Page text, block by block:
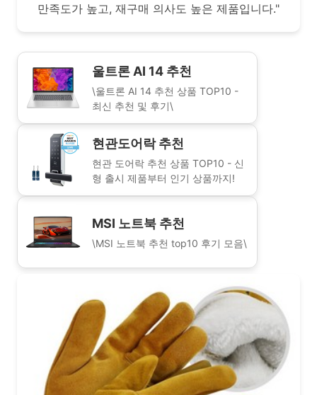
만족도가 높고, 재구매 의사도 높은 제품입니다."
울트론 AI 14 추천
\울트론 AI 14 추천 상품 TOP10 -
최신 추천 및 후기\
현관도어락 추천
현관 도어락 추천 상품 TOP10 - 신
형 출시 제품부터 인기 상품까지!
MSI 노트북 추천
\MSI 노트북 추천 top10 후기 모음\